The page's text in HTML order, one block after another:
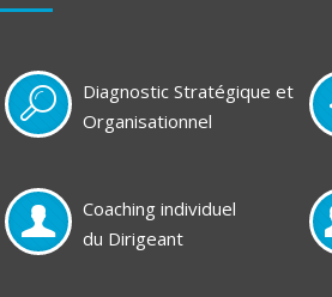
Diagnostic Stratégique et
Organisationnel
Coaching individuel
du Dirigeant